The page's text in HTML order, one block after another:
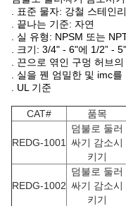
. 표준 물자: 강철 스테인
. 끝나는 기준: 자연
. 실 유형: NPSM 또는
. 크기: 3/4" - 6"에 1/2” - 5"
. 끈으로 엮인 구멍 허브
. 실을 꿴 엄밀한 및 imc
. UL 기준
CAT# 품목
REDG-1001
덤불로 둘러
싸기 감소시
키기
REDG-1002
덤불로 둘러
싸기 감소시
키기